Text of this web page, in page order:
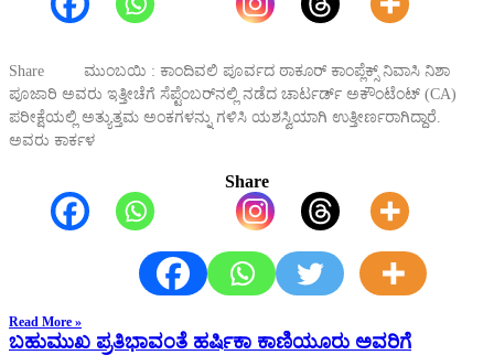
Share ಮುಂಬಯಿ : ಕಾಂದಿವಲಿ ಪೂರ್ವದ ಠಾಕೂರ್ ಕಾಂಪ್ಲೆಕ್ಸ್ ನಿವಾಸಿ ನಿಶಾ
ಪೂಜಾರಿ ಅವರು ಇತ್ತೀಚೆಗೆ ಸೆಪ್ಟೆಂಬರ್‌ನಲ್ಲಿ ನಡೆದ ಚಾರ್ಟರ್ಡ್ ಅಕೌಂಟೆಂಟ್ (CA)
ಪರೀಕ್ಷೆಯಲ್ಲಿ ಅತ್ಯುತ್ತಮ ಅಂಕಗಳನ್ನು ಗಳಿಸಿ ಯಶಸ್ವಿಯಾಗಿ ಉತ್ತೀರ್ಣರಾಗಿದ್ದಾರೆ.
ಅವರು ಕಾರ್ಕಳ
Share
Read More »
ಬಹುಮುಖ ಪ್ರತಿಭಾವಂತೆ ಹರ್ಷಿಕಾ ಕಾಣಿಯೂರು ಅವರಿಗೆ